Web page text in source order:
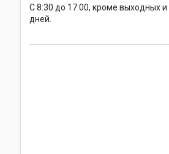
С 8:30 до 17:00, кроме выходных
дней.